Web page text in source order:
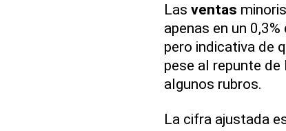
Las ventas
apenas en un
pero indicativa de
pese al repunte de
algunos rubros.
La cifra ajustada